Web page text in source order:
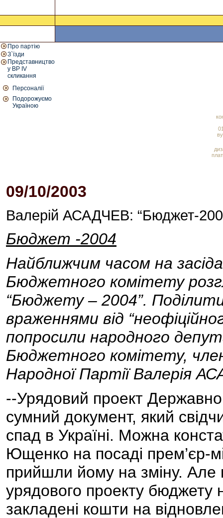
Про партію
З`їзди
Представництво
у ВР IV
скликання
Персоналії
Подорожуємо
Україною
09/10/2003
Валерій АСАДЧЕВ: “Бюджет-
Бюджет -2004
Найближчим часом на
Бюджетного комітету
“Бюджету – 2004”.
враженнями від
попросили народного
Бюджетного комітету,
Народної Партії Валерія
--Урядовий проект
сумний документ, який
спад в Україні. Можна
Ющенко на посаді прем’єр-
прийшли йому на зміну. Але
урядового проекту бюджету
закладені кошти на